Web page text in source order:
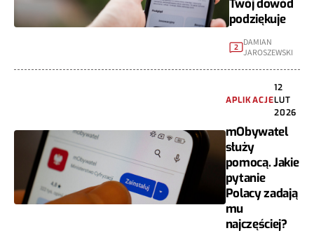
Twój dowód
podziękuje
2 DAMIAN
JAROSZEWSKI
APLIKACJE
12
LUT
2026
mObywatel
służy
pomocą. Jakie
pytanie
Polacy zadają
mu
najczęściej?